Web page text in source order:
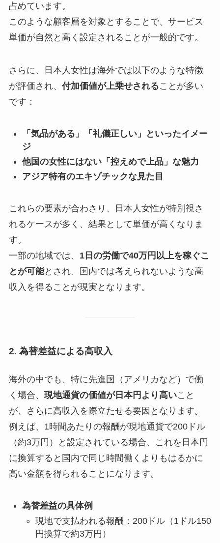
占めています。
このような顧客層を対象とすることで、サービス
単価が自然と高く設定されることが一般的です。
さらに、日本人女性は海外では以下のような特徴
が評価され、付加価値が上乗せされることが多い
です：
「気品がある」「礼儀正しい」といったイメー
ジ
他国の女性にはない「控えめで上品」な魅力
アジア特有のエキゾチックな見た目
これらの要素が合わさり、日本人女性が特別視さ
れるケースが多く、結果として単価が高くなりま
す。
一部の地域では、 1日の労働で40万円以上を稼ぐこ
とが可能とされ、国内では考えられないような高
収入を得ることが現実となります。
2. 為替差益による高収入
海外の中でも、特に先進国（アメリカなど）で働
く場合、 現地通貨の価値が日本円より高いこと
が、さらに高収入を際立たせる要因となります。
例えば、1時間あたりの報酬が現地通貨で200ドル
（約3万円）と設定されている場合、これを日本円
に換算すると国内で同じ時間働くよりもはるかに
高い金額を得られることになります。
為替差益の具体例
現地で支払われる報酬：200ドル（1ドル150
円換算で約3万円）